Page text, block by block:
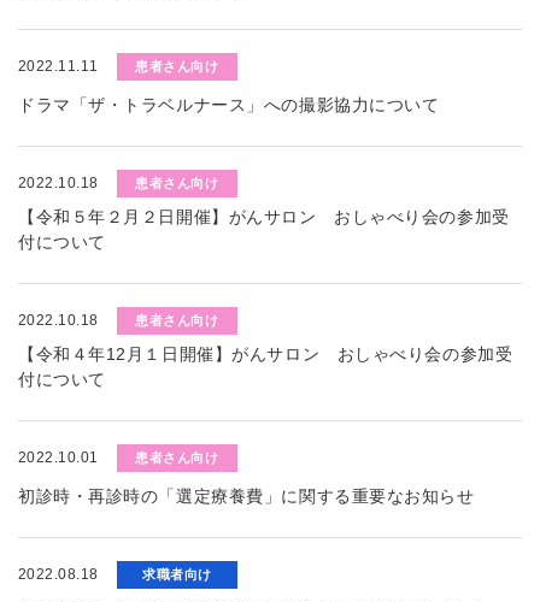
2022.11.11 患者さん向け
ドラマ「ザ・トラベルナース」への撮影協力について
2022.10.18 患者さん向け
【令和５年２月２日開催】がんサロン おしゃべり会の参加受
付について
2022.10.18 患者さん向け
【令和４年12月１日開催】がんサロン おしゃべり会の参加受
付について
2022.10.01 患者さん向け
初診時・再診時の「選定療養費」に関する重要なお知らせ
2022.08.18 求職者向け